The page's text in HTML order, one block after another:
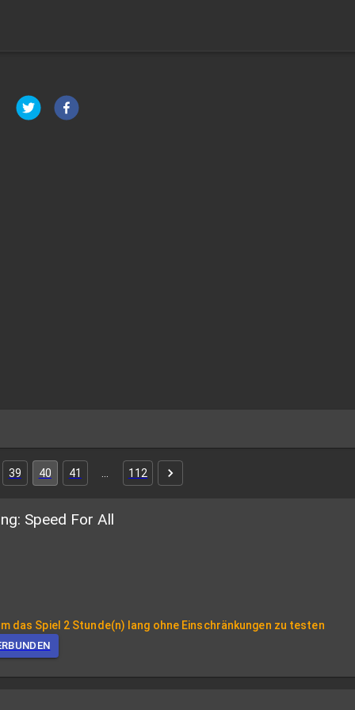
39 40 41 112
Speed For All
das Spiel 2 Stunde(n) lang ohne Einschränkungen zu testen